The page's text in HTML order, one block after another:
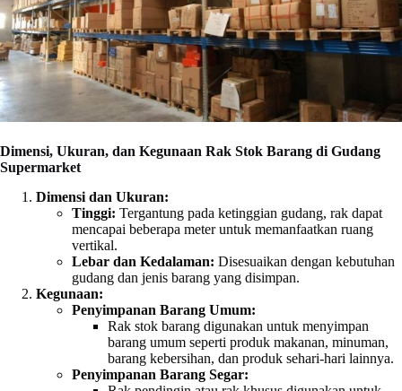
Dimensi, Ukuran, dan Kegunaan Rak Stok Barang di Gudang
Supermarket
Dimensi dan Ukuran:
Tinggi: Tergantung pada ketinggian gudang, rak dapat
mencapai beberapa meter untuk memanfaatkan ruang
vertikal.
Lebar dan Kedalaman: Disesuaikan dengan kebutuhan
gudang dan jenis barang yang disimpan.
Kegunaan:
Penyimpanan Barang Umum:
Rak stok barang digunakan untuk menyimpan
barang umum seperti produk makanan, minuman,
barang kebersihan, dan produk sehari-hari lainnya.
Penyimpanan Barang Segar: